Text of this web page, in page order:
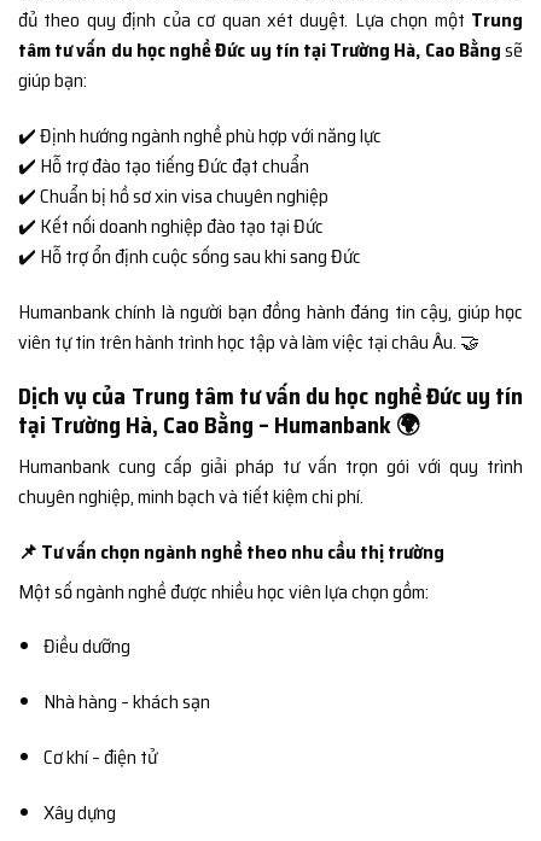
đủ theo quy định của cơ quan xét duyệt. Lựa chọn một Trung
tâm tư vấn du học nghề Đức uy tín tại Trường Hà, Cao Bằngsẽ
giúp bạn:
✔️ Định hướng ngành nghề phù hợp với năng lực
✔️ Hỗ trợ đào tạo tiếng Đức đạt chuẩn
✔️ Chuẩn bị hồ sơ xin visa chuyên nghiệp
✔️ Kết nối doanh nghiệp đào tạo tại Đức
✔️ Hỗ trợ ổn định cuộc sống sau khi sang Đức
Humanbank chính là người bạn đồng hành đáng tin cậy, giúp học
viên tự tin trên hành trình học tập và làm việc tại châu Âu. 🤝
Dịch vụ của Trung tâm tư vấn du học nghề Đức uy tín
tại Trường Hà, Cao Bằng – Humanbank 🌍
Humanbank cung cấp giải pháp tư vấn trọn gói với quy trình
chuyên nghiệp, minh bạch và tiết kiệm chi phí.
📌 Tư vấn chọn ngành nghề theo nhu cầu thị trường
Một số ngành nghề được nhiều học viên lựa chọn gồm:
Điều dưỡng
Nhà hàng – khách sạn
Cơ khí – điện tử
Xây dựng